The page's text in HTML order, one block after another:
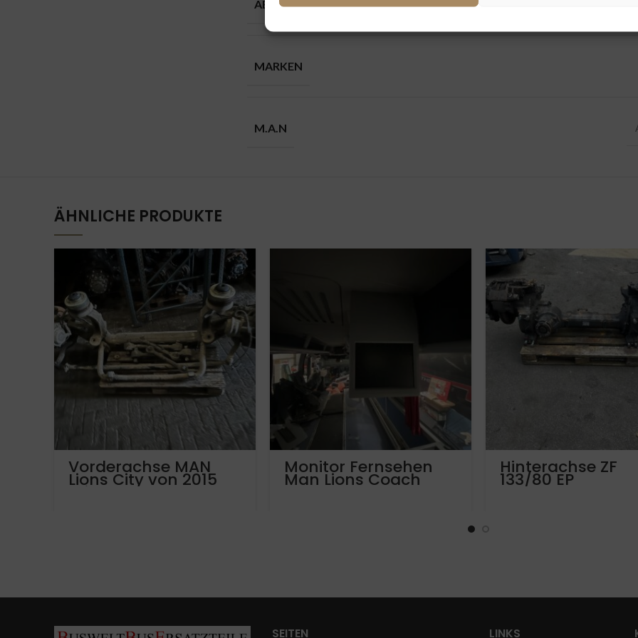
ABGASSANLAGE/KATALYSATOR
MARKEN
M.A.N
ÄHNLICHE PRODUKTE
Vorderachse MAN
Lions City von 2015
mit ca 525.000 km –
Monitor Fernsehen
Man Lions Coach
Hinterachse ZF
133/80 EP
Ubersetzung 5,12
SEITEN LINKS